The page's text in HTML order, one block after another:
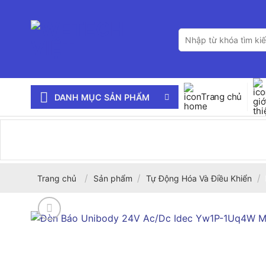
Tìm
kiếm:
DANH MỤC SẢN PHẨM Trang chủ
Trang chủ / Sản phẩm / Tự Động Hóa Và Điều Khiển /